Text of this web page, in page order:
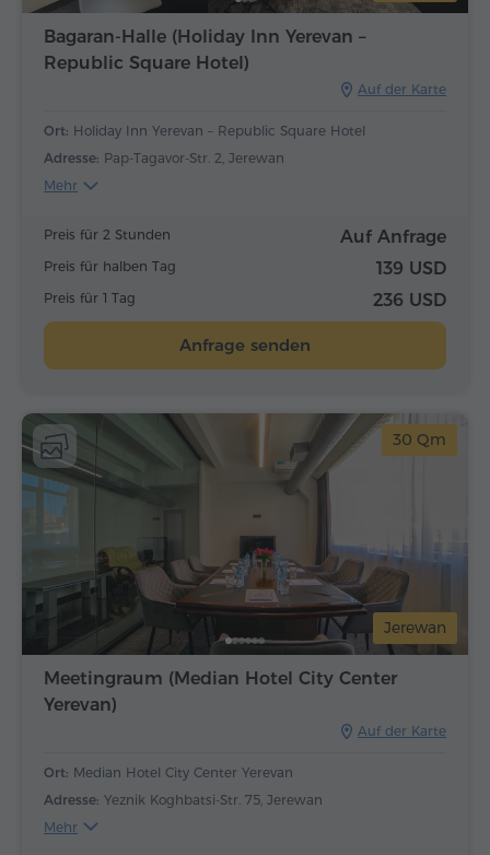
Bagaran-Halle (Holiday Inn Yerevan –
Republic Square Hotel)
Auf der Karte
Ort: Holiday Inn Yerevan – Republic Square Hotel
Adresse: Pap-Tagavor-Str. 2, Jerewan
Mehr
Preis für 2 Stunden Auf Anfrage
Preis für halben Tag 139 USD
Preis für 1 Tag 236 USD
Anfrage senden
Jerewan
30 Qm
Meetingraum (Median Hotel City Center
Yerevan)
Auf der Karte
Ort: Median Hotel City Center Yerevan
Adresse: Yeznik Koghbatsi-Str. 75, Jerewan
Mehr